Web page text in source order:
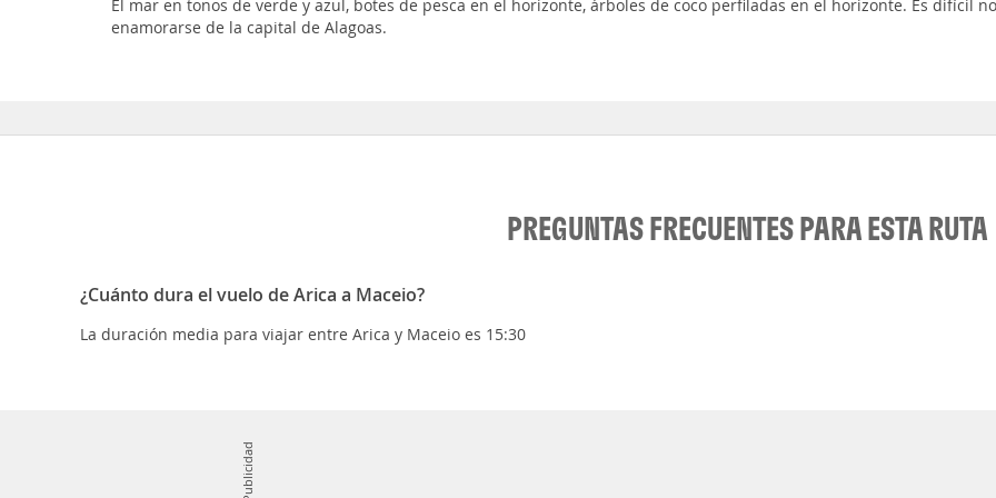
El mar en tonos de verde y azul, botes de pesca en el horizonte, árboles de coco perfiladas en el horizonte. Es difícil no
enamorarse de la capital de Alagoas.
PREGUNTAS FRECUENTES PARA ESTA RUTA
¿Cuánto dura el vuelo de Arica a Maceio?
La duración media para viajar entre Arica y Maceio es 15:30
Publicidad